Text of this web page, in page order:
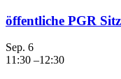
öffentliche PGR
Sep. 6
11:30 –12:30